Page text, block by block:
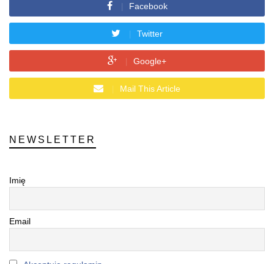
Facebook
Twitter
Google+
Mail This Article
NEWSLETTER
Imię
Email